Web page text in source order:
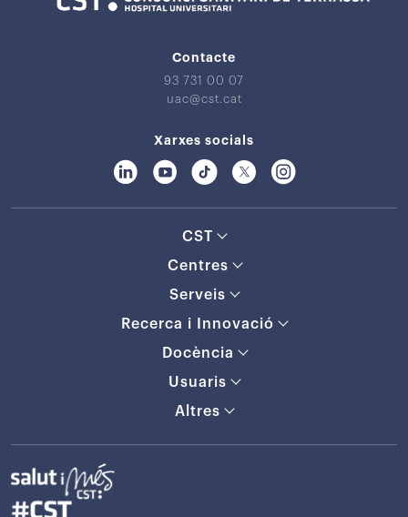
Contacte
93 731 00 07
uac@cst.cat
Xarxes socials
CST
Centres
Serveis
Recerca i Innovació
Docència
Usuaris
Altres